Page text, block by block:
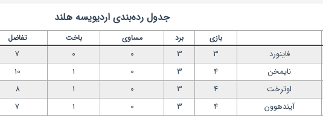
جدول رده‌بندیاردیویسه هلند
بازی برد مساوی باخت تفاضل
فاینورد 3
3
0
0
7
نایمخن 4
3
0
1
10
اوترخت 4
3
0
1
8
آیندهوون 4
3
0
1
7